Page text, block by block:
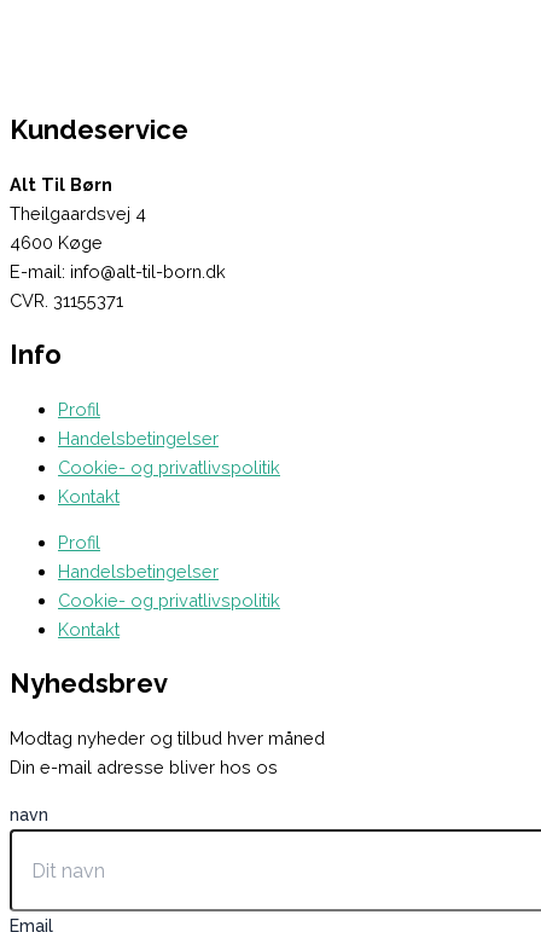
Kundeservice
Alt Til Børn
Theilgaardsvej 4
4600 Køge
E-mail: info@alt-til-born.dk
CVR. 31155371
Info
Profil
Handelsbetingelser
Cookie- og privatlivspolitik
Kontakt
Profil
Handelsbetingelser
Cookie- og privatlivspolitik
Kontakt
Nyhedsbrev
Modtag nyheder og tilbud hver måned
Din e-mail adresse bliver hos os
navn
Email